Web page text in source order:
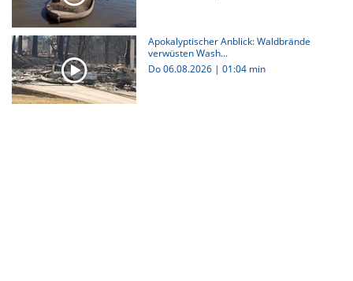
Apokalyptischer Anblick: Waldbrände
verwüsten Wash...
Do 06.08.2026 | 01:04 min